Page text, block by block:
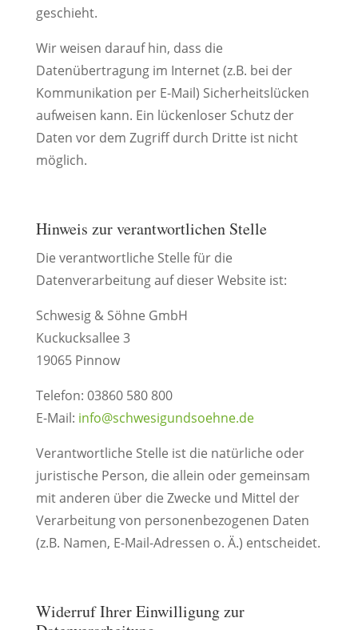
geschieht.
Wir weisen darauf hin, dass die
Datenübertragung im Internet (z.B. bei der
Kommunikation per E-Mail) Sicherheitslücken
aufweisen kann. Ein lückenloser Schutz der
Daten vor dem Zugriff durch Dritte ist nicht
möglich.
Hinweis zur verantwortlichen Stelle
Die verantwortliche Stelle für die
Datenverarbeitung auf dieser Website ist:
Schwesig & Söhne GmbH
Kuckucksallee 3
19065 Pinnow
Telefon: 03860 580 800
E-Mail: info@schwesigundsoehne.de
Verantwortliche Stelle ist die natürliche oder
juristische Person, die allein oder gemeinsam
mit anderen über die Zwecke und Mittel der
Verarbeitung von personenbezogenen Daten
(z.B. Namen, E-Mail-Adressen o. Ä.) entscheidet.
Widerruf Ihrer Einwilligung zur